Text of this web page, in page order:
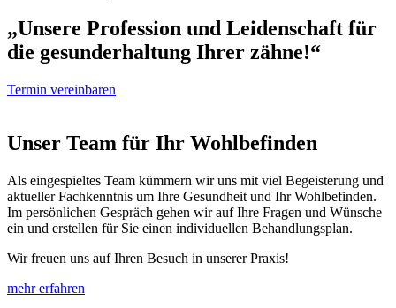
„Unsere Profession und Leidenschaft für
die gesunderhaltung Ihrer zähne!“
Termin vereinbaren
Unser Team für Ihr Wohlbefinden
Als eingespieltes Team kümmern wir uns mit viel Begeisterung und
aktueller Fachkenntnis um Ihre Gesundheit und Ihr Wohlbefinden.
Im persönlichen Gespräch gehen wir auf Ihre Fragen und Wünsche
ein und erstellen für Sie einen individuellen Behandlungsplan.
Wir freuen uns auf Ihren Besuch in unserer Praxis!
mehr erfahren